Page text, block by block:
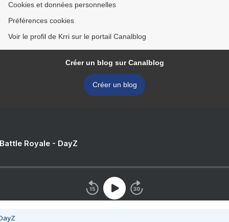
Cookies et données personnelles
Préférences cookies
Voir le profil de Krri sur le portail Canalblog
Créer un blog sur Canalblog
Créer un blog
Royale - DayZ